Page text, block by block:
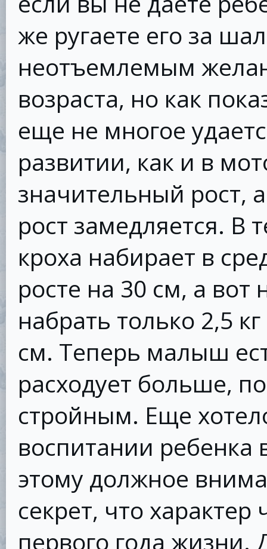
же ругаете его за
неотъемлемым
возраста, но как
еще не многое
развитии, как и в
значительный рост,
рост замедляется. В
кроха набирает в
росте на 30 см, а
набрать только 2,5
см. Теперь малыш
расходует больше,
стройным. Еще
воспитании ребенка
этому должное
секрет, что
первого года жизни.